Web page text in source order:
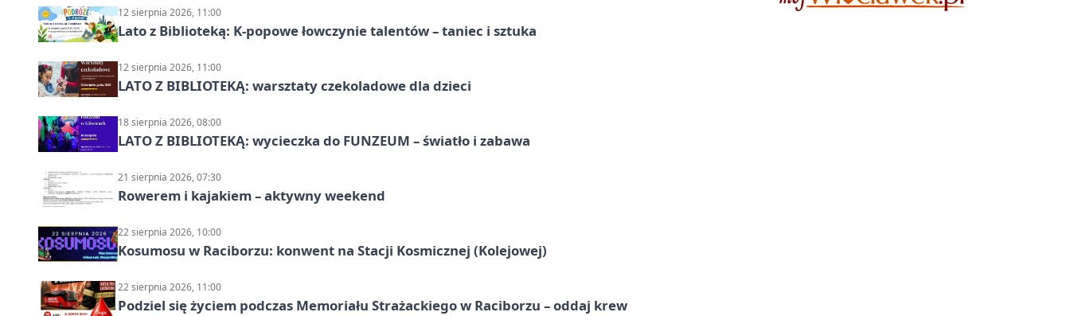
12 sierpnia 2026, 11:00
Lato z Biblioteką: K-popowe łowczynie talentów – taniec i sztuka
12 sierpnia 2026, 11:00
LATO Z BIBLIOTEKĄ: warsztaty czekoladowe dla dzieci
18 sierpnia 2026, 08:00
LATO Z BIBLIOTEKĄ: wycieczka do FUNZEUM – światło i zabawa
21 sierpnia 2026, 07:30
Rowerem i kajakiem – aktywny weekend
22 sierpnia 2026, 10:00
Kosumosu w Raciborzu: konwent na Stacji Kosmicznej (Kolejowej)
22 sierpnia 2026, 11:00
Podziel się życiem podczas Memoriału Strażackiego w Raciborzu – oddaj krew